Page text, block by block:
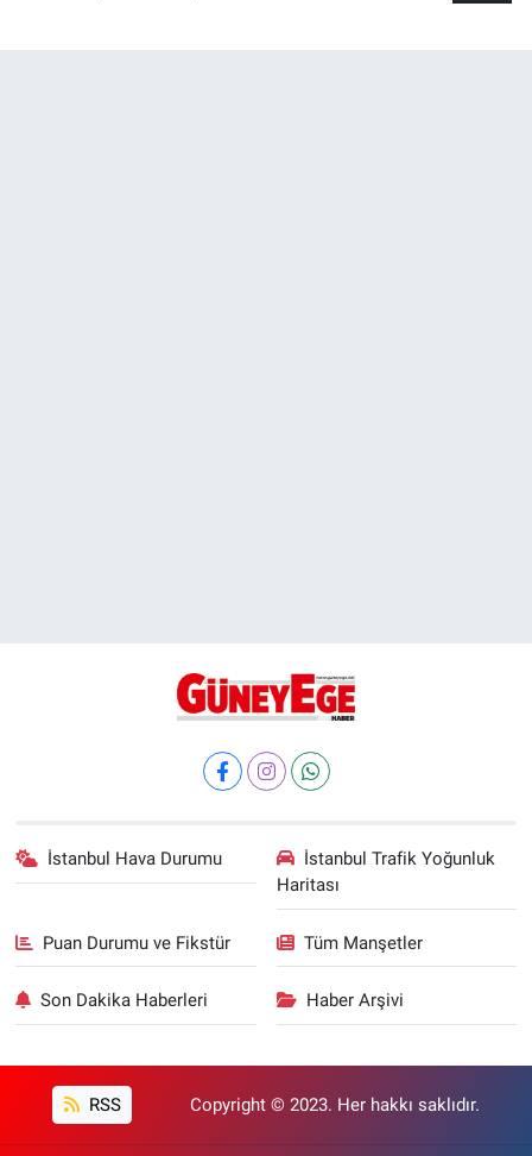
İstanbul Hava Durumu
İstanbul Trafik Yoğunluk
Haritası
Puan Durumu ve Fikstür Tüm Manşetler
Son Dakika Haberleri Haber Arşivi
RSS Copyright © 2023. Her hakkı saklıdır.